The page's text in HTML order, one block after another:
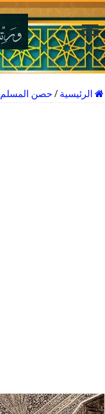
الرئيسية / حصن المسلم